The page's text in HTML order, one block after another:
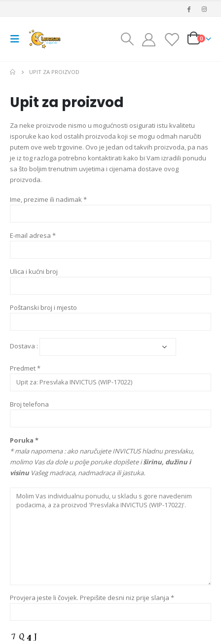
0
UPIT ZA PROIZVOD
Upit za proizvod
Za neke proizvode nismo u mogućnosti osigurati istu kvalitetu
isporuke kao kod ostalih proizvoda koji se mogu odmah naručiti
putem ove web trgovine. Ovo je jedan od takvih proizvoda, pa nas
je iz tog razloga potrebno kontaktirati kako bi Vam izradili ponudu
sa što boljim trenutnim uvjetima i cijenama dostave ovog
proizvoda.
Ime, prezime ili nadimak *
E-mail adresa *
Ulica i kućni broj
Poštanski broj i mjesto
Dostava :
Predmet *
Broj telefona
Poruka *
* mala napomena : ako naručujete INVICTUS hladnu presvlaku,
molimo Vas da dole u polje poruke dopišete iširinu, dužinu i
visinu Vašeg madraca, nadmadraca ili jastuka.
Provjera jeste li čovjek. Prepišite desni niz prije slanja *